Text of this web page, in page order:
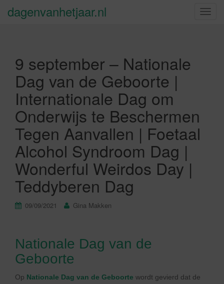
S
dagenvanhetjaar.nl
9 september – Nationale
Dag van de Geboorte |
Internationale Dag om
Onderwijs te Beschermen
Tegen Aanvallen | Foetaal
Alcohol Syndroom Dag |
Wonderful Weirdos Day |
Teddyberen Dag
09/09/2021 Gina Makken
Nationale Dag van de
Geboorte
Op Nationale Dag van de Geboorte wordt gevierd dat de